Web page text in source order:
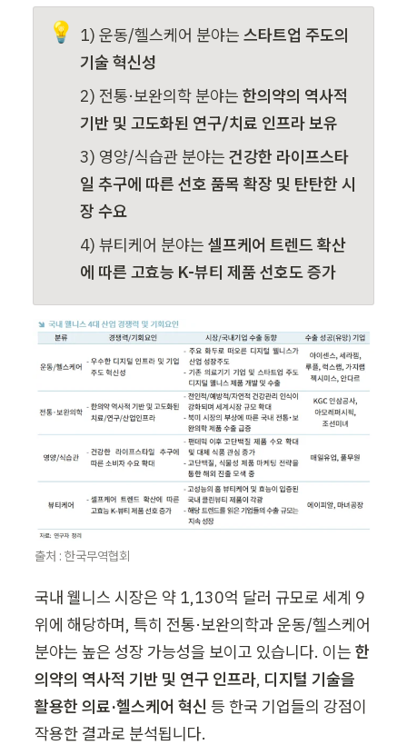
💡 1) 운동/헬스케어 분야는 스타트업 주도의
기술 혁신성
2) 전통·보완의학 분야는 한의약의 역사적
기반 및 고도화된 연구/치료 인프라 보유
3) 영양/식습관 분야는 건강한 라이프스타
일 추구에 따른 선호 품목 확장 및 탄탄한 시
장 수요
4) 뷰티케어 분야는 셀프케어 트렌드 확산
에 따른 고효능 K-뷰티 제품 선호도 증가
출처 : 한국무역협회
국내 웰니스 시장은 약 1,130억 달러 규모로 세계 9
위에 해당하며, 특히 전통·보완의학과 운동/헬스케어
분야는 높은 성장 가능성을 보이고 있습니다. 이는 한
의약의 역사적 기반 및 연구 인프라, 디지털 기술을
활용한 의료·헬스케어 혁신 등 한국 기업들의 강점이
작용한 결과로 분석됩니다.